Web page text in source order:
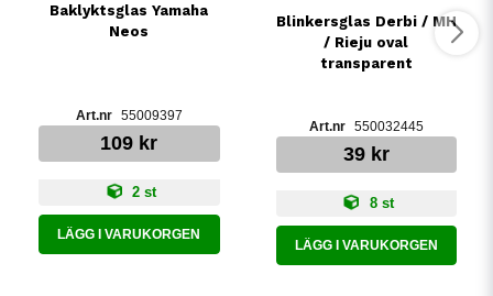
Baklyktsglas Yamaha
Neos
55009397
109 kr
2 st
LÄGG I VARUKORGEN
Blinkersglas Derbi / MH
/ Rieju oval
transparent
550032445
39 kr
8 st
LÄGG I VARUKORGEN